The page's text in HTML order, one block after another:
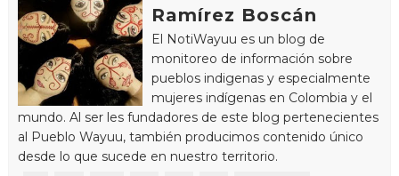
Ramírez Boscán
El NotiWayuu es un blog de
monitoreo de información sobre
pueblos indigenas y especialmente
mujeres indígenas en Colombia y el
mundo. Al ser les fundadores de este blog pertenecientes
al Pueblo Wayuu, también producimos contenido único
desde lo que sucede en nuestro territorio.